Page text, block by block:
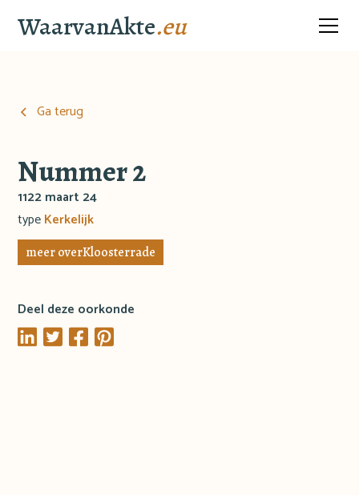
WaarvanAkte.eu
Ga terug
Nummer 2
1122 maart 24
typeKerkelijk
meer overKloosterrade
Deel deze oorkonde